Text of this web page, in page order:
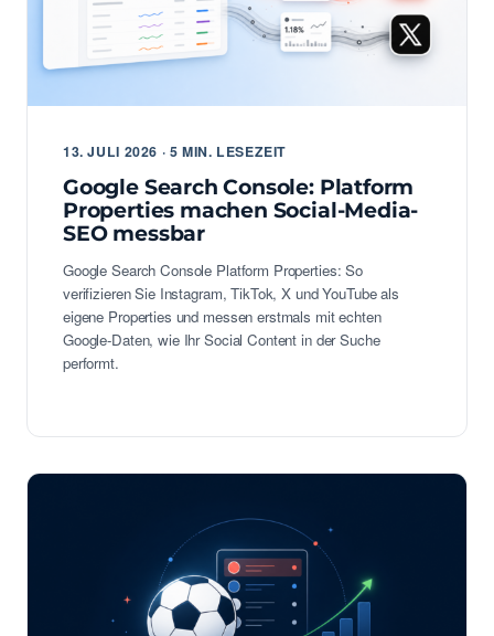
13. JULI 2026 · 5 MIN. LESEZEIT
Google Search Console: Platform
Properties machen Social-Media-
SEO messbar
Google Search Console Platform Properties: So
verifizieren Sie Instagram, TikTok, X und YouTube als
eigene Properties und messen erstmals mit echten
Google-Daten, wie Ihr Social Content in der Suche
performt.